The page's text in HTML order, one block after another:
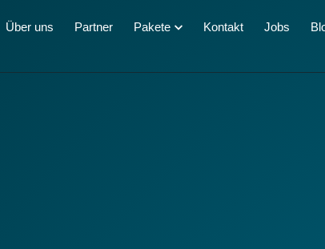
Über uns Partner Pakete Kontakt Jobs